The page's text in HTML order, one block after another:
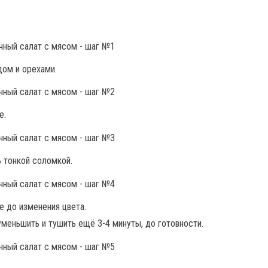
и орехами.
соломкой.
до изменения цвета.
и тушить ещё 3-4 минуты, до готовности.